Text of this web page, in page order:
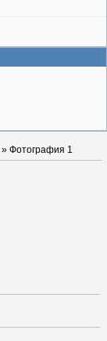
» Фотография 1